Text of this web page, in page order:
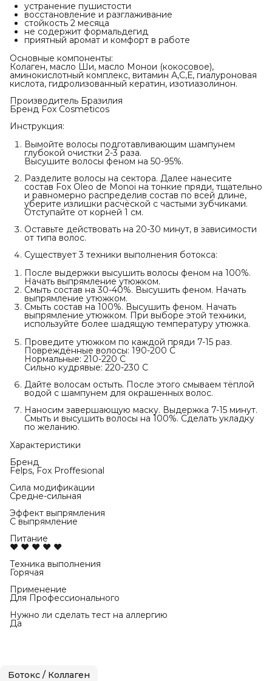
устранение пушистости
восстановление и разглаживание
стойкость 2 месяца
не содержит формальдегид
приятный аромат и комфорт в работе
Основные компоненты:
Колаген, масло Ши, масло Монои (кокосовое),
аминокислотный комплекс, витамин А,С,Е, гиалуроновая
кислота, гидролизованный кератин, изотиазолинон.
Производитель Бразилия
Бренд Fox Cosmeticos
Инструкция:
Вымойте волосы подготавливающим шампунем
глубокой очистки 2-3 раза.
Высушите волосы феном на 50-95%.
Разделите волосы на сектора. Далее нанесите
состав Fox Oleo de Monoi на тонкие пряди, тщательно
и равномерно распределив состав по всей длине,
уберите излишки расчёской с частыми зубчиками.
Отступайте от корней 1 см.
Оставьте действовать на 20-30 минут, в зависимости
от типа волос.
Существует 3 техники выполнения ботокса:
После выдержки высушить волосы феном на 100%.
Начать выпрямление утюжком.
Смыть состав на 30-40%. Высушить феном. Начать
выпрямление утюжком.
Смыть состав на 100%. Высушить феном. Начать
выпрямление утюжком. При выборе этой техники,
используйте более шадящую температуру утюжка.
Проведите утюжком по каждой пряди 7-15 раз.
Повреждённые волосы: 190-200 С
Нормальные: 210-220 С
Сильно кудрявые: 220-230 С
Дайте волосам остыть. После этого смываем тёплой
водой с шампунем для окрашенных волос.
Наносим завершающую маску. Выдержка 7-15 минут.
Смыть и высушить волосы на 100%. Сделать укладку
по желанию.
Характеристики
Бренд
Felps, Fox Proffesional
Сила модификации
Средне-сильная
Эффект выпрямления
С выпрямление
Питание
♥ ♥ ♥ ♥ ♥
Техника выполнения
Горячая
Применение
Для Профессионального
Нужно ли сделать тест на аллергию
Да
Ботокс / Коллаген